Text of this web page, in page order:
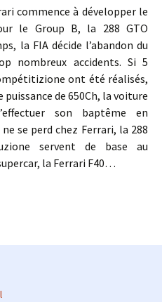
à développer le
le Group B, la 288 GTO
la FIA décide l’abandon du
nombreux accidents. Si 5
ont été réalisés,
de 650Ch, la voiture
son baptême en
se perd chez Ferrari, la 288
servent de base au
la Ferrari F40…